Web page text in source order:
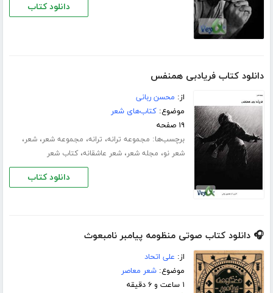
دانلود کتاب
دانلود کتاب فریادبی همنفس
از: محسن ربانی
موضوع:کتاب‌های شعر
۱۹ صفحه
برچسب‌ها: مجموعه ترانه، ترانه، مجموعه شعر،شعر،
شعر نو، مجله شعر،شعر عاشقانه،کتاب شعر
دانلود کتاب
🎧 دانلود کتاب صوتی منظومه پیامبر نامبعوث
از: علی اتحاد
موضوع:شعر معاصر
۱ ساعت و ۶ دقیقه